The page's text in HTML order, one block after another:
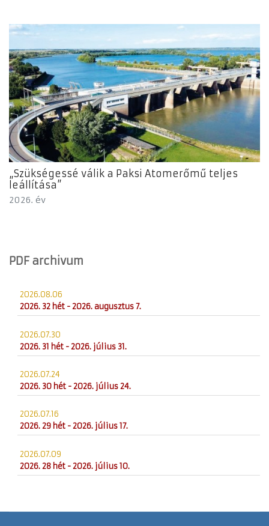
„Szükségessé válik a Paksi Atomerőmű teljes
leállítása”
2026. év
PDF archivum
2026.08.06
2026. 32 hét - 2026. augusztus 7.
2026.07.30
2026. 31 hét - 2026. július 31.
2026.07.24
2026. 30 hét - 2026. július 24.
2026.07.16
2026. 29 hét - 2026. július 17.
2026.07.09
2026. 28 hét - 2026. július 10.